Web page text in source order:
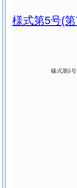
様式第5号(